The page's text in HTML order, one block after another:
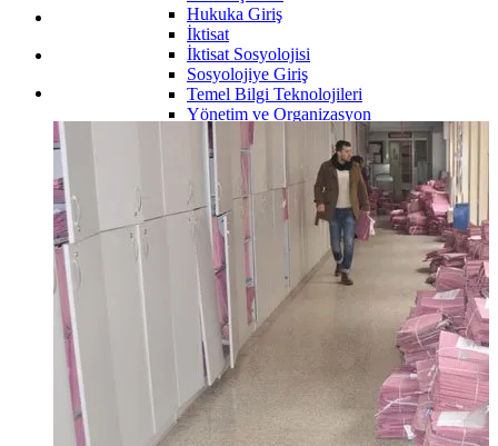
Hukuka Giriş
İktisat
İktisat Sosyolojisi
Sosyolojiye Giriş
Temel Bilgi Teknolojileri
Yönetim ve Organizasyon
İstatistik
İşletme Bölümü
1.Sınıf
İşletme İlkeleri
Davranış Bilimleri
2.Sınıf
İstatistik
Mikro İktisat
Makro İktisat
Kamu Yönetimi Bölümü
Maliye Bölümü